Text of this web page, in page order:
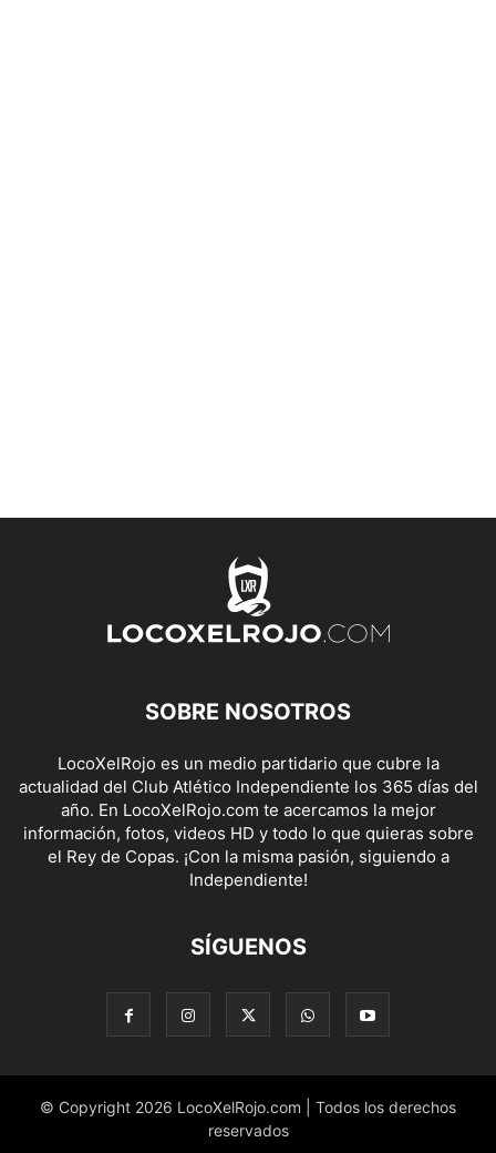
SOBRE NOSOTROS
LocoXelRojo es un medio partidario que cubre la
actualidad del Club Atlético Independiente los 365 días del
año. En LocoXelRojo.com te acercamos la mejor
información, fotos, videos HD y todo lo que quieras sobre
el Rey de Copas. ¡Con la misma pasión, siguiendo a
Independiente!
SÍGUENOS
© Copyright 2026 LocoXelRojo.com | Todos los derechos
reservados